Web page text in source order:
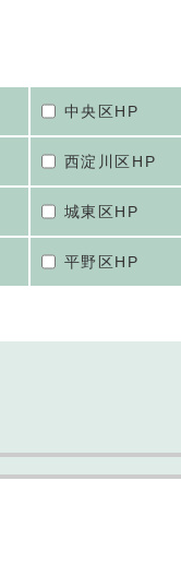
中央区HP
西淀川区HP
城東区HP
平野区HP